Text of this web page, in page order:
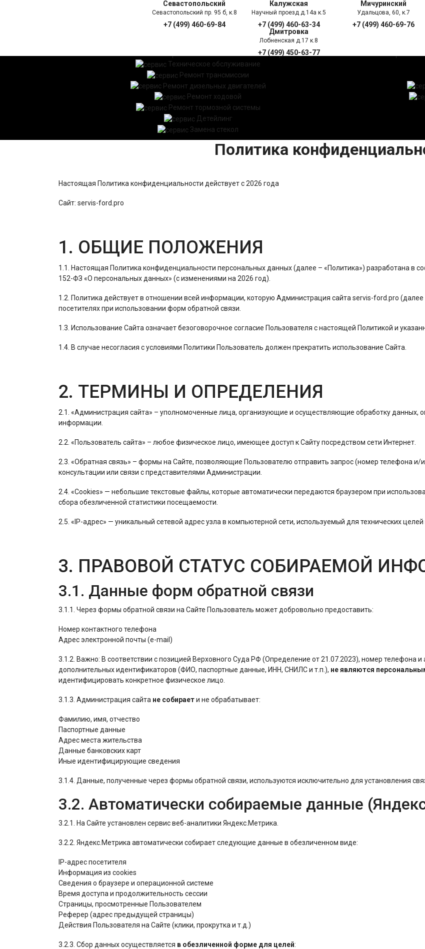
Севастопольский
Севастопольский пр. 95 б, к.8
+7 (499) 460-69-84
Калужская
Научный проезд д.14а к.5
+7 (499) 460-63-34
Мичуринский
Удальцова, 60, к.7
+7 (499) 460-69-76
Дмитровка
Лобненская д.17 к.8
+7 (499) 450-63-77ПРАЙС ЛИСТ
Техническое обслуживание
Ремонт трансмиссии
Ремонт дизельных двигателей
Ремонт ходовой
Ремонт тормозной системы
Детейлинг
Замена стекол
Политика
Настоящая Политика конфиденциальности действует с 2026 года
Сайт: servis-ford.pro
1. ОБЩИЕ ПОЛОЖЕНИЯ
1.1. Настоящая Политика конфиденциальности персональных данных (далее – «Политика») разработана в
152-ФЗ «О персональных данных» (с изменениями на 2026 год).
1.2. Политика действует в отношении всей информации, которую Администрация сайта servis-ford.pro
посетителях при использовании форм обратной связи.
1.3. Использование Сайта означает безоговорочное согласие Пользователя с настоящей Политикой и
1.4. В случае несогласия с условиями Политики Пользователь должен прекратить использование Сайта.
2. ТЕРМИНЫ И ОПРЕДЕЛЕНИЯ
2.1. «Администрация сайта» – уполномоченные лица, организующие и осуществляющие обработку данных,
информации.
2.2. «Пользователь сайта» – любое физическое лицо, имеющее доступ к Сайту посредством сети Интернет.
2.3. «Обратная связь» – формы на Сайте, позволяющие Пользователю отправить запрос (номер телефона и/
консультации или связи с представителями Администрации.
2.4. «Cookies» — небольшие текстовые файлы, которые автоматически передаются браузером при
сбора обезличенной статистики посещаемости.
2.5. «IP-адрес» — уникальный сетевой адрес узла в компьютерной сети, используемый для технических целей
3. ПРАВОВОЙ СТАТУС СОБИРАЕМОЙ
3.1. Данные форм обратной связи
3.1.1. Через формы обратной связи на Сайте Пользователь может добровольно предоставить:
Номер контактного телефона
Адрес электронной почты (e-mail)
3.1.2. Важно: В соответствии с позицией Верховного Суда РФ (Определение от 21.07.2023), номер телефона
дополнительных идентификаторов (ФИО, паспортные данные, ИНН, СНИЛС и т.п.), не являются
идентифицировать конкретное физическое лицо.
3.1.3. Администрация сайта не собираети не обрабатывает:
Фамилию, имя, отчество
Паспортные данные
Адрес места жительства
Данные банковских карт
Иные идентифицирующие сведения
3.1.4. Данные, полученные через формы обратной связи, используются исключительно для установления
3.2. Автоматически собираемые данные
3.2.1. На Сайте установлен сервис веб-аналитики Яндекс.Метрика.
3.2.2. Яндекс.Метрика автоматически собирает следующие данные в обезличенном виде:
IP-адрес посетителя
Информация из cookies
Сведения о браузере и операционной системе
Время доступа и продолжительность сессии
Страницы, просмотренные Пользователем
Реферер (адрес предыдущей страницы)
Действия Пользователя на Сайте (клики, прокрутка и т.д.)
3.2.3. Сбор данных осуществляется в обезличенной форме для целей: